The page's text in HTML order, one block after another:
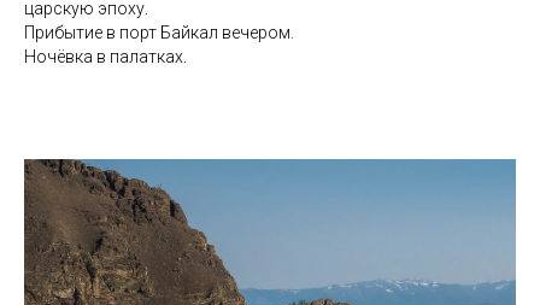
царскую эпоху.
Прибытие в порт Байкал вечером.
Ночёвка в палатках.